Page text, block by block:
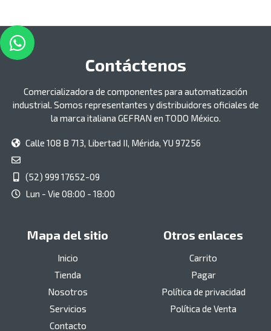
Contáctenos
Comercializadora de componentes para automatización
industrial. Somos representantes y distribuidores oficiales de
la marca italiana GEFRAN en TODO México.
Calle 108 B 713, Libertad II, Mérida, YU 97256
(52) 999 17652-09
Lun - Vie 08:00 - 18:00
Mapa del sitio
Inicio
Tienda
Nosotros
Servicios
Contacto
Otros enlaces
Carrito
Pagar
Política de privacidad
Política de Venta